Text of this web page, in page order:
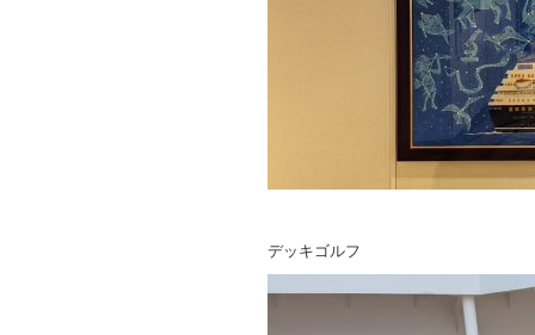
デッキゴルフ